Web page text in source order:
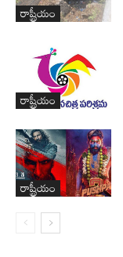
రాష్ట్రీయం
రాష్ట్రీయం
రాష్ట్రీయం